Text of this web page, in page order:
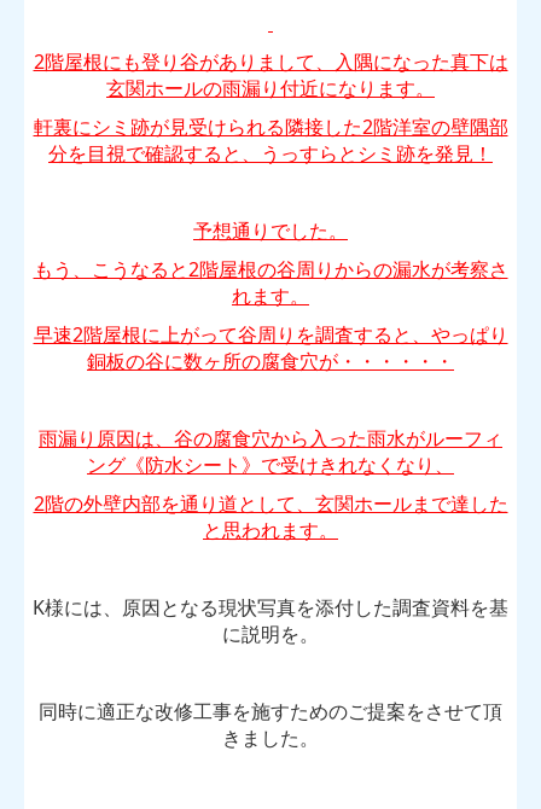
2階屋根にも登り谷がありまして、入隅になった真下は
玄関ホールの雨漏り付近になります。
軒裏にシミ跡が見受けられる隣接した2階洋室の壁隅部
分を目視で確認すると、うっすらとシミ跡を発見！
予想通りでした。
もう、こうなると2階屋根の谷周りからの漏水が考察さ
れます。
早速2階屋根に上がって谷周りを調査すると、やっぱり
銅板の谷に数ヶ所の腐食穴が・・・・・・
雨漏り原因は、谷の腐食穴から入った雨水がルーフィ
ング《防水シート》で受けきれなくなり、
2階の外壁内部を通り道として、玄関ホールまで達した
と思われます。
K様には、原因となる現状写真を添付した調査資料を基
に説明を。
同時に適正な改修工事を施すためのご提案をさせて頂
きました。